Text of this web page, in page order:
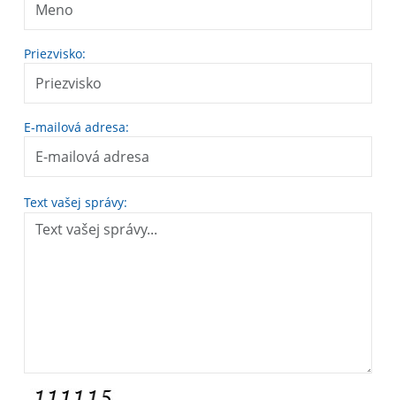
Priezvisko:
E-mailová adresa:
Text vašej správy: